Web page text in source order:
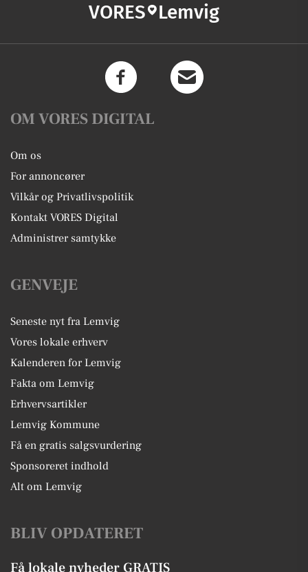
VORES Lemvig
OM VORES DIGITAL
Om os
For annoncører
Vilkår og Privatlivspolitik
Kontakt VORES Digital
Administrer samtykke
GENVEJE
Seneste nyt fra Lemvig
Vores lokale erhverv
Kalenderen for Lemvig
Fakta om Lemvig
Erhvervsartikler
Lemvig Kommune
Få en gratis salgsvurdering
Sponsoreret indhold
Alt om Lemvig
BLIV OPDATERET
Få lokale nyheder GRATIS